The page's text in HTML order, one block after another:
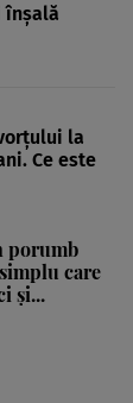
înșală
la
Ce este
porumb
care
și...